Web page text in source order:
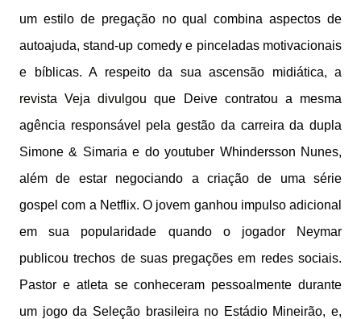
um estilo de pregação no qual combina aspectos de
autoajuda, stand-up comedy e pinceladas motivacionais
e bíblicas. A respeito da sua ascensão midiática, a
revista Veja divulgou que Deive contratou a mesma
agência responsável pela gestão da carreira da dupla
Simone & Simaria e do youtuber Whindersson Nunes,
além de estar negociando a criação de uma série
gospel com a Netflix. O jovem ganhou impulso adicional
em sua popularidade quando o jogador Neymar
publicou trechos de suas pregações em redes sociais.
Pastor e atleta se conheceram pessoalmente durante
um jogo da Seleção brasileira no Estádio Mineirão, e,